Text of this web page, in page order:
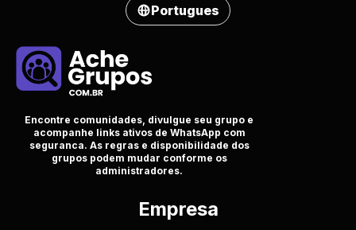
Portugues
Encontre comunidades, divulgue seu grupo e
acompanhe links ativos de WhatsApp com
seguranca. As regras e disponibilidade dos
grupos podem mudar conforme os
administradores.
Empresa